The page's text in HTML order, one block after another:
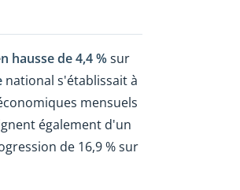
hausse de 4,4 %sur
national s'établissait à
mensuels
également d'un
de 16,9 % sur